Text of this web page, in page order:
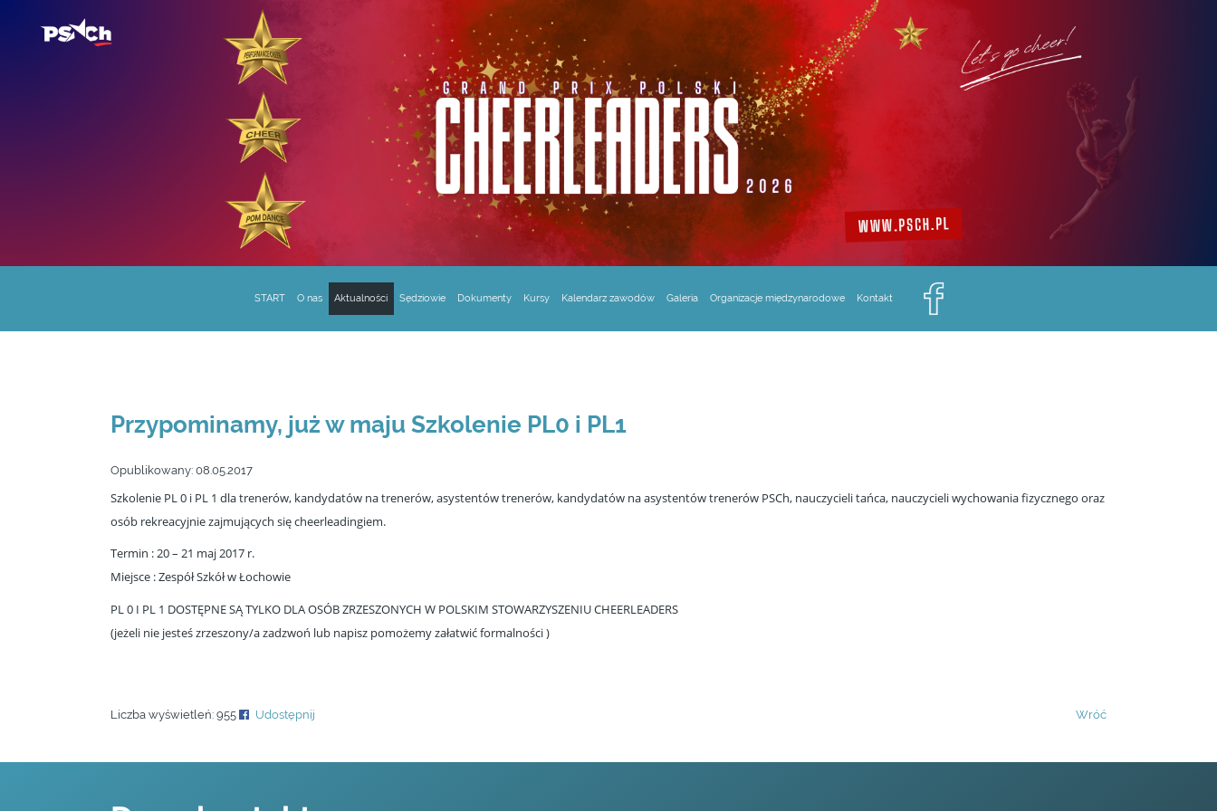
START O nas Aktualności Sędziowie Dokumenty Kursy Kalendarz zawodów Galeria Organizacje międzynarodowe Kontakt
Przypominamy, już w maju Szkolenie PL0 i PL1
Opublikowany: 08.05.2017
Szkolenie PL 0 i PL 1 dla trenerów, kandydatów na trenerów, asystentów trenerów, kandydatów na asystentów trenerów PSCh, nauczycieli tańca, nauczycieli wychowania fizycznego oraz
osób rekreacyjnie zajmujących się cheerleadingiem.
Termin : 20 – 21 maj 2017 r.
Miejsce : Zespół Szkół w Łochowie
PL 0 I PL 1 DOSTĘPNE SĄ TYLKO DLA OSÓB ZRZESZONYCH W POLSKIM STOWARZYSZENIU CHEERLEADERS
(jeżeli nie jesteś zrzeszony/a zadzwoń lub napisz pomożemy załatwić formalności )
Liczba wyświetleń: 955 Udostępnij Wróć